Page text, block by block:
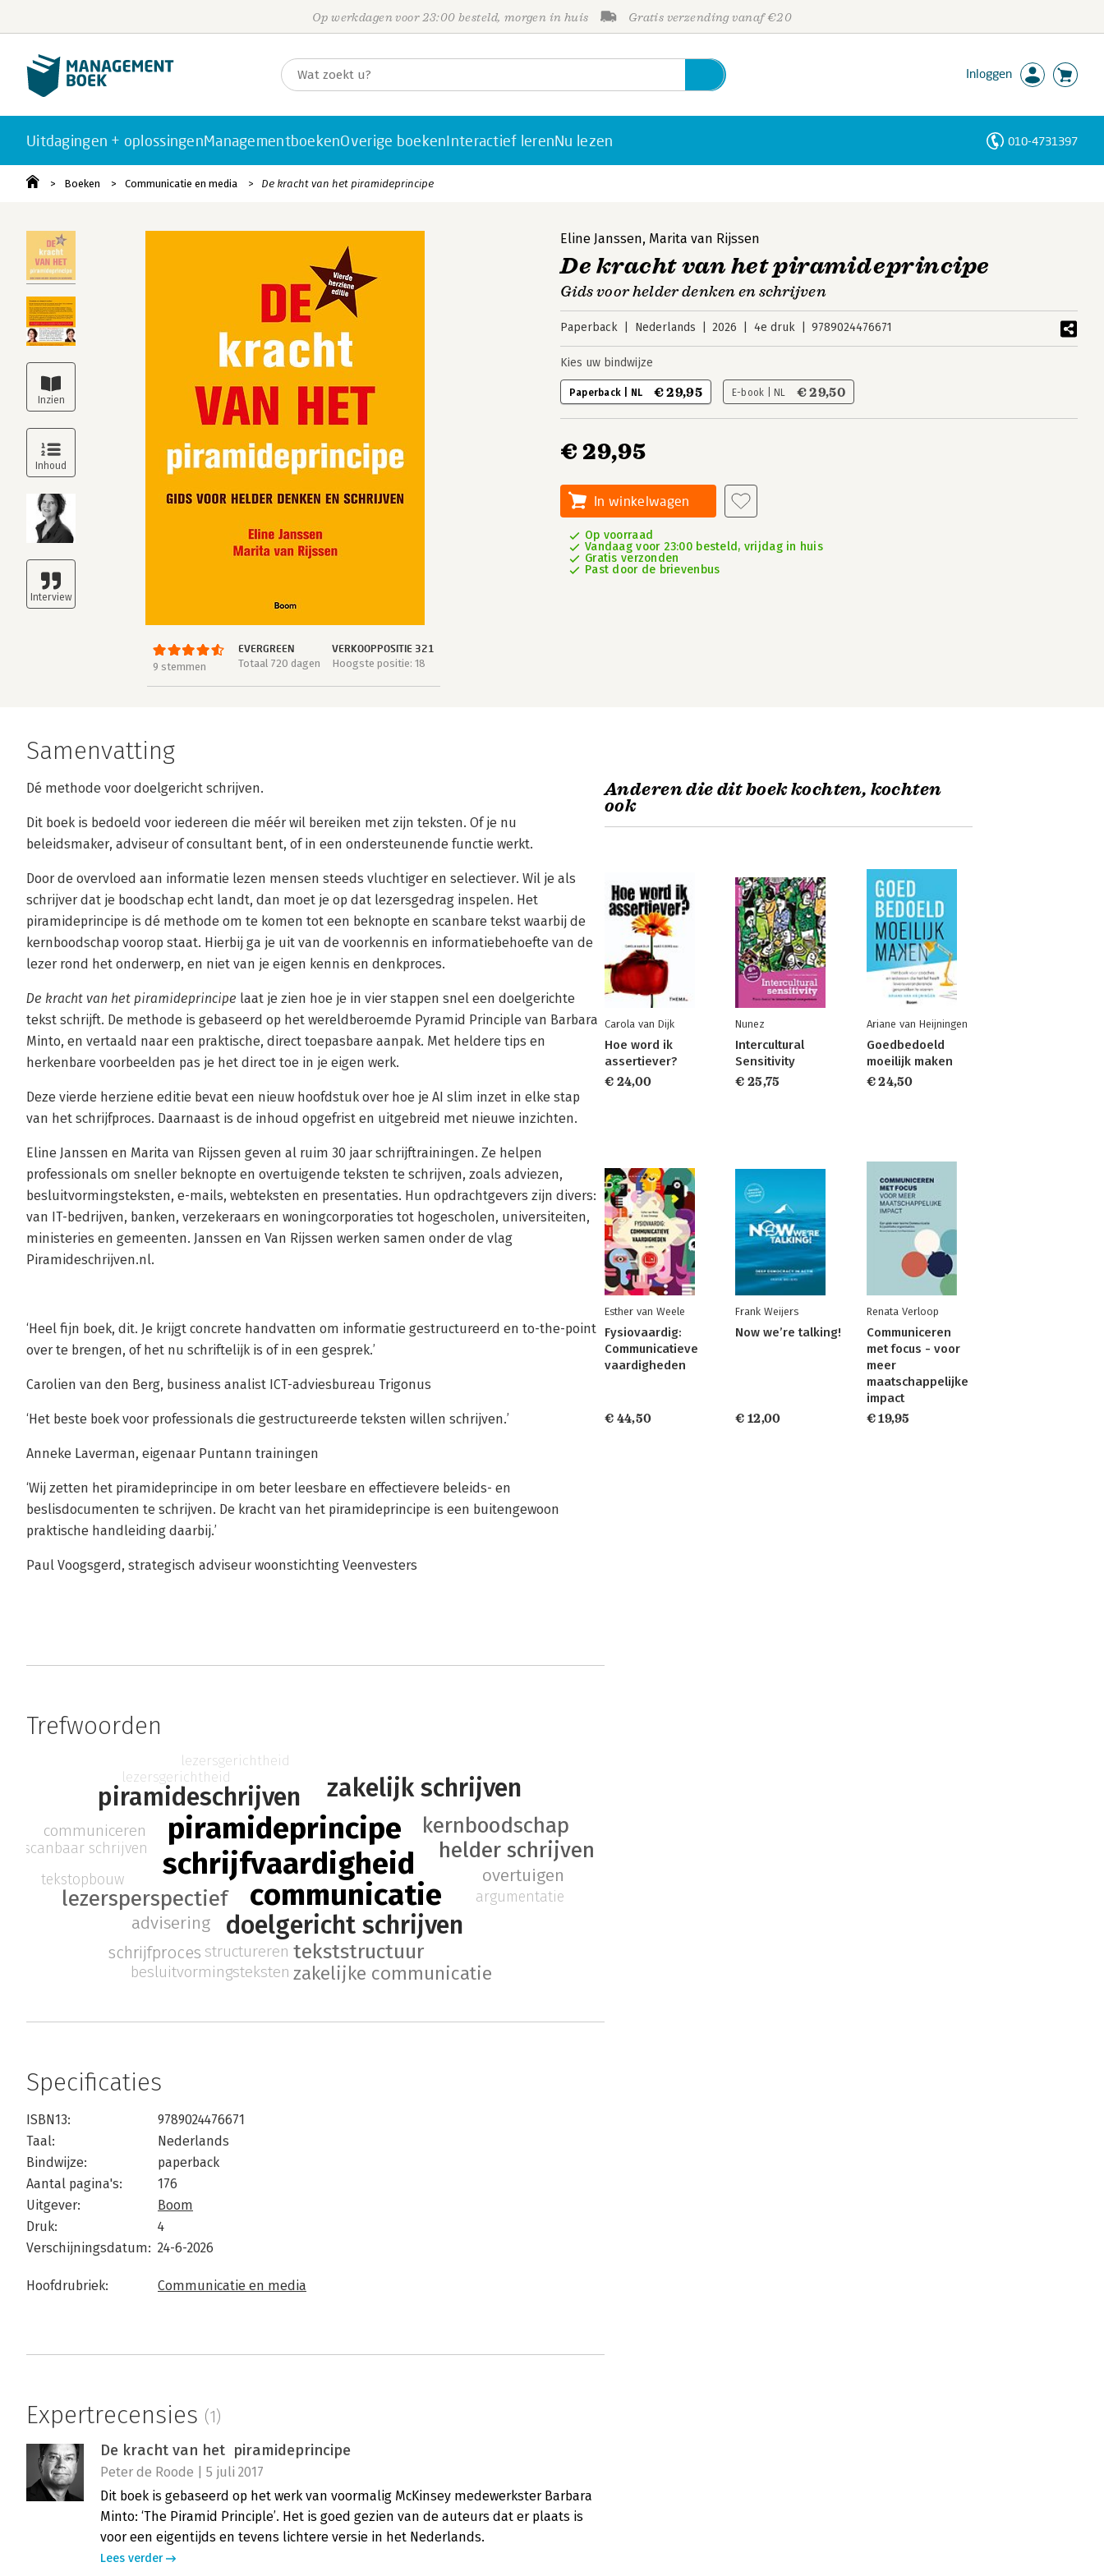
Op werkdagen voor 23:00 besteld, morgen in huis Gratis verzending vanaf €20
Inloggen
Uitdagingen + oplossingenManagementboekenOverige boekenInteractief lerenNu lezen 010-4731397
Boeken Communicatie en media De kracht van het piramideprincipe
9 stemmen
EVERGREEN
Totaal 720 dagen
VERKOOPPOSITIE 321
Hoogste positie: 18
Eline Janssen, Marita van Rijssen
De kracht van het piramideprincipe
Gids voor helder denken en schrijven
Paperback Nederlands 2026 4e druk 9789024476671
Kies uw bindwijze
Paperback | NL € 29,95 E-book | NL € 29,50
€ 29,95
In winkelwagen
Op voorraad
Vandaag voor 23:00 besteld, vrijdag in huis
Gratis verzonden
Past door de brievenbus
Samenvatting
Dé methode voor doelgericht schrijven.
Dit boek is bedoeld voor iedereen die méér wil bereiken met zijn teksten. Of je nu
beleidsmaker, adviseur of consultant bent, of in een ondersteunende functie werkt.
Door de overvloed aan informatie lezen mensen steeds vluchtiger en selectiever. Wil je als
schrijver dat je boodschap echt landt, dan moet je op dat lezersgedrag inspelen. Het
piramideprincipe is dé methode om te komen tot een beknopte en scanbare tekst waarbij de
kernboodschap voorop staat. Hierbij ga je uit van de voorkennis en informatiebehoefte van de
lezer rond het onderwerp, en niet van je eigen kennis en denkproces.
De kracht van het piramideprincipe laat je zien hoe je in vier stappen snel een doelgerichte
tekst schrijft. De methode is gebaseerd op het wereldberoemde Pyramid Principle van Barbara
Minto, en vertaald naar een praktische, direct toepasbare aanpak. Met heldere tips en
herkenbare voorbeelden pas je het direct toe in je eigen werk.
Deze vierde herziene editie bevat een nieuw hoofdstuk over hoe je AI slim inzet in elke stap
van het schrijfproces. Daarnaast is de inhoud opgefrist en uitgebreid met nieuwe inzichten.
Eline Janssen en Marita van Rijssen geven al ruim 30 jaar schrijftrainingen. Ze helpen
professionals om sneller beknopte en overtuigende teksten te schrijven, zoals adviezen,
besluitvormingsteksten, e-mails, webteksten en presentaties. Hun opdrachtgevers zijn divers:
van IT-bedrijven, banken, verzekeraars en woningcorporaties tot hogescholen, universiteiten,
ministeries en gemeenten. Janssen en Van Rijssen werken samen onder de vlag
Piramideschrijven.nl.
‘Heel fijn boek, dit. Je krijgt concrete handvatten om informatie gestructureerd en to-the-point
over te brengen, of het nu schriftelijk is of in een gesprek.’
Carolien van den Berg, business analist ICT-adviesbureau Trigonus
‘Het beste boek voor professionals die gestructureerde teksten willen schrijven.’
Anneke Laverman, eigenaar Puntann trainingen
‘Wij zetten het piramideprincipe in om beter leesbare en effectievere beleids- en
beslisdocumenten te schrijven. De kracht van het piramideprincipe is een buitengewoon
praktische handleiding daarbij.’
Paul Voogsgerd, strategisch adviseur woonstichting Veenvesters
Trefwoorden
schrijfvaardigheid
communicatie
piramideprincipe
doelgericht schrijven
piramideschrijven zakelijk schrijven
tekststructuur
lezersperspectief
kernboodschap
helder schrijven
zakelijke communicatie
overtuigen
advisering
argumentatie
besluitvormingsteksten
structureren
schrijfproces
tekstopbouw
scanbaar schrijven
communiceren
lezersgerichtheid
lezersgerichtheid
Specificaties
ISBN13:
9789024476671
Taal:
Nederlands
Bindwijze:
paperback
Aantal pagina's:
176
Uitgever:
Boom
Druk:
4
Verschijningsdatum: 24-6-2026
Hoofdrubriek: Communicatie en media
Expertrecensies (1)
De kracht van het piramideprincipe
Peter de Roode | 5 juli 2017
Dit boek is gebaseerd op het werk van voormalig McKinsey medewerkster Barbara
Minto: ‘The Piramid Principle’. Het is goed gezien van de auteurs dat er plaats is
voor een eigentijds en tevens lichtere versie in het Nederlands.
Lees verder
Anderen die dit boek kochten, kochten
ook
Carola van Dijk
Hoe word ik
assertiever?
€ 24,00
Nunez
Intercultural
Sensitivity
€ 25,75
Ariane van Heijningen
Goedbedoeld
moeilijk maken
€ 24,50
Esther van Weele
Fysiovaardig:
Communicatieve
vaardigheden
€ 44,50
Frank Weijers
Now we’re talking!
€ 12,00
Renata Verloop
Communiceren
met focus - voor
meer
maatschappelijke
impact
€ 19,95
Personen